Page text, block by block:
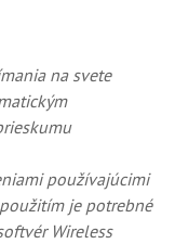
na svete
používajúcimi
je potrebné
Wireless